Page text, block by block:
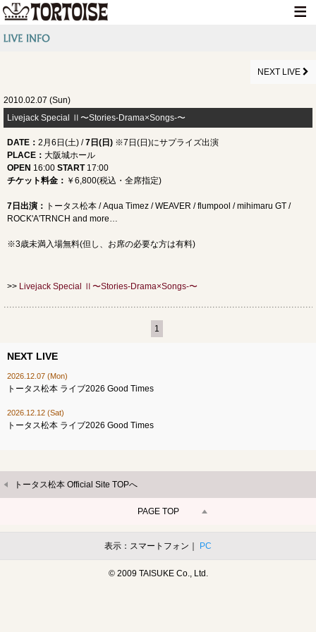
MEDIA INFO
GOODS
CONTACT
NEXT LIVE
2010.02.07 (Sun)
Livejack Special Ⅱ〜Stories-Drama×Songs-〜
DATE ： 2月6日 (土) / 7日(日) ※7日(日)にサプライズ出演
PLACE ： 大阪城ホール
OPEN 16:00 START 17:00
チケット料金： ￥6,800(税込・全席指定)
7日 出演： トータス松本 / Aqua Timez / WEAVER / flumpool / mihimaru GT /
ROCK'A'TRNCH and more…
※3歳未満入場無料(但し、お席の必要な方は有料)
>> Livejack Special Ⅱ〜Stories-Drama×Songs-〜
1
NEXT LIVE
2026.12.07 (Mon)
トータス松本 ライブ2026 Good Times
2026.12.12 (Sat)
トータス松本 ライブ2026 Good Times
トータス松本 Official Site TOPへ
PAGE TOP
表示：スマートフォン｜ PC
© 2009 TAISUKE Co., Ltd.